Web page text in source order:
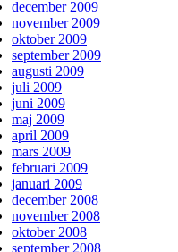
december 2009
november 2009
oktober 2009
september 2009
augusti 2009
juli 2009
juni 2009
maj 2009
april 2009
mars 2009
februari 2009
januari 2009
december 2008
november 2008
oktober 2008
september 2008